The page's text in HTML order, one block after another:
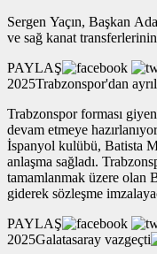
Sergen Yaçın, Başkan
ve sağ kanat
PAYLAŞ
2025Trabzonspor'dan
Trabzonspor forması
devam etmeye
İspanyol kulübü, Batista
anlaşma sağladı.
tamamlanmak üzere olan
giderek sözleşme
PAYLAŞ
2025Galatasaray vazgeçti